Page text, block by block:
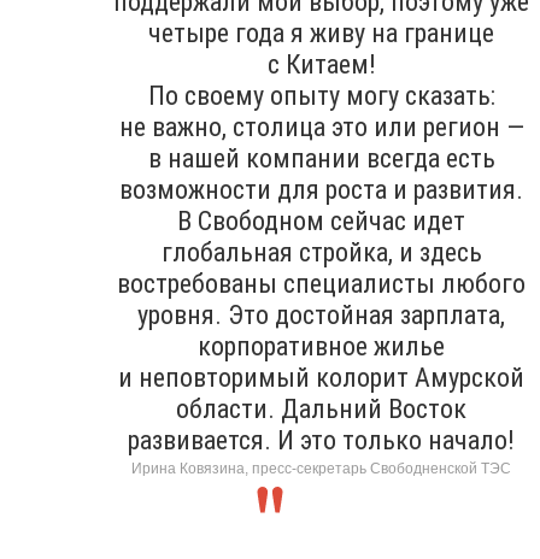
четыре года я живу на границе
с Китаем!
По своему опыту могу сказать:
не важно, столица это или регион —
в нашей компании всегда есть
возможности для роста и развития.
В Свободном сейчас идет
глобальная стройка, и здесь
востребованы специалисты любого
уровня. Это достойная зарплата,
корпоративное жилье
и неповторимый колорит Амурской
области. Дальний Восток
развивается. И это только начало!
Ирина Ковязина, пресс-секретарь Свободненской ТЭС